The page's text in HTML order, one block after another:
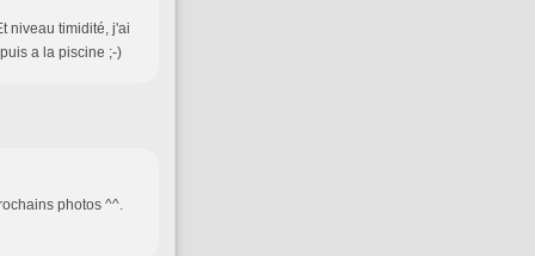
niveau timidité, j'ai
a la piscine ;-)
photos ^^.